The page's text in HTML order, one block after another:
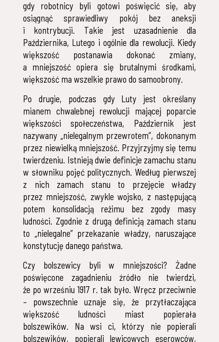
gdy robotnicy byli gotowi poświęcić się, aby
osiągnąć sprawiedliwy pokój bez aneksji
i kontrybucji. Takie jest uzasadnienie dla
Października, Lutego i ogólnie dla rewolucji. Kiedy
większość postanawia dokonać zmiany,
a mniejszość opiera się brutalnymi środkami,
większość ma wszelkie prawo do samoobrony.
Po drugie, podczas gdy Luty jest określany
mianem chwalebnej rewolucji mającej poparcie
większości społeczeństwa, Październik jest
nazywany „nielegalnym przewrotem”, dokonanym
przez niewielką mniejszość. Przyjrzyjmy się temu
twierdzeniu. Istnieją dwie definicje zamachu stanu
w słowniku pojęć politycznych. Według pierwszej
z nich zamach stanu to przejęcie władzy
przez mniejszość, zwykle wojsko, z następującą
potem konsolidacją reżimu bez zgody masy
ludności. Zgodnie z drugą definicją zamach stanu
to „nielegalne” przekazanie władzy, naruszające
konstytucję danego państwa.
Czy bolszewicy byli w mniejszości? Żadne
poświęcone zagadnieniu źródło nie twierdzi,
że po wrześniu 1917 r. tak było. Wręcz przeciwnie
– powszechnie uznaje się, że przytłaczająca
większość ludności miast popierała
bolszewików. Na wsi ci, którzy nie popierali
bolszewików, popierali lewicowych eserowców,